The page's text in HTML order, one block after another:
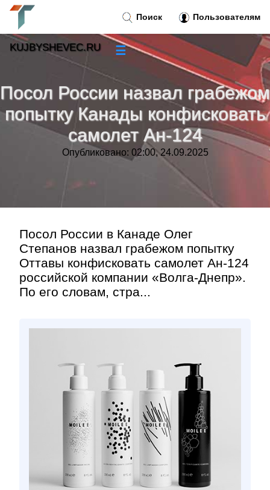
Посол России назвал грабежом
попытку Канады конфисковать
самолет Ан-124
Опубликовано: 02:00, 24.09.2025
Посол России в Канаде Олег
Степанов назвал грабежом попытку
Оттавы конфисковать самолет Ан-124
российской компании «Волга-Днепр».
По его словам, стра...
Поиск Пользователям
KUJBYSHEVEC.RU ☰
Новости»
Тренды новостей »
Рубрики»
Контакт»